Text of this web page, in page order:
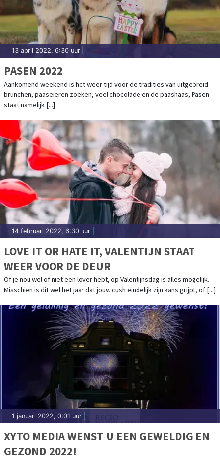
13 april 2022, 6:30 uur
PASEN 2022
Aankomend weekend is het weer tijd voor de tradities van uitgebreid
brunchen, paaseieren zoeken, veel chocolade en de paashaas, Pasen
staat namelijk [...]
14 februari 2022, 6:30 uur
LOVE IT OR HATE IT, VALENTIJN STAAT
WEER VOOR DE DEUR
Of je nou wel of niet een lover hebt, op Valentijnsdag is alles mogelijk.
Misschien is dit wel het jaar dat jouw cush eindelijk zijn kans grijpt, of [...]
1 januari 2022, 0:01 uur
XYTO MEDIA WENST U EEN GEWELDIG EN
GEZOND 2022!